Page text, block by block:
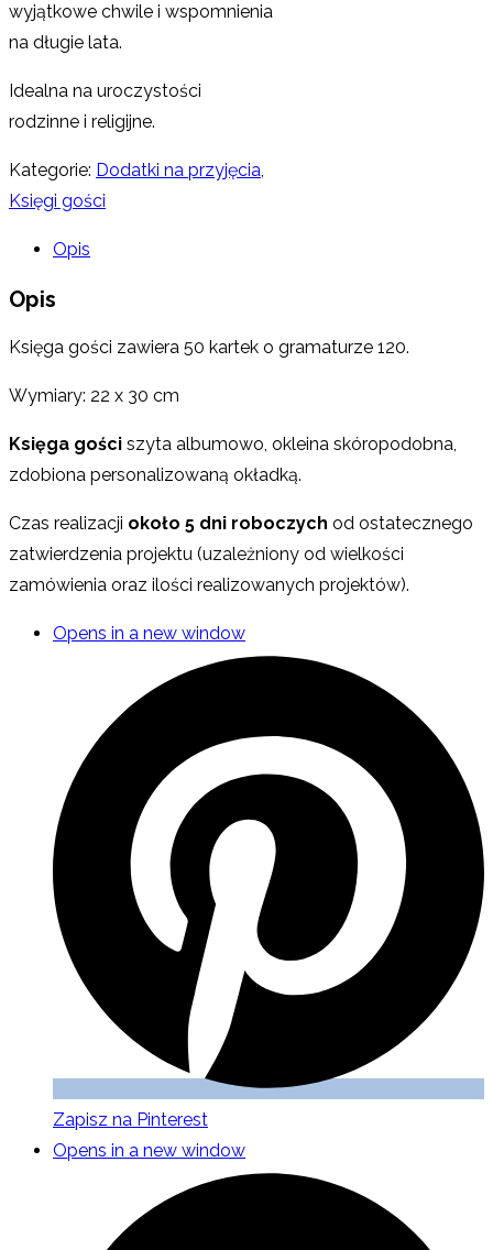
wyjątkowe chwile i wspomnienia
na długie lata.
Idealna na uroczystości
rodzinne i religijne.
Kategorie: Dodatki na przyjęcia,
Księgi gości
Opis
Opis
Księga gości zawiera 50 kartek o gramaturze 120.
Wymiary: 22 x 30 cm
Księga gości szyta albumowo, okleina skóropodobna,
zdobiona personalizowaną okładką.
Czas realizacji około 5 dni roboczych od ostatecznego
zatwierdzenia projektu (uzależniony od wielkości
zamówienia oraz ilości realizowanych projektów).
Opens in a new window
Zapisz na Pinterest
Opens in a new window